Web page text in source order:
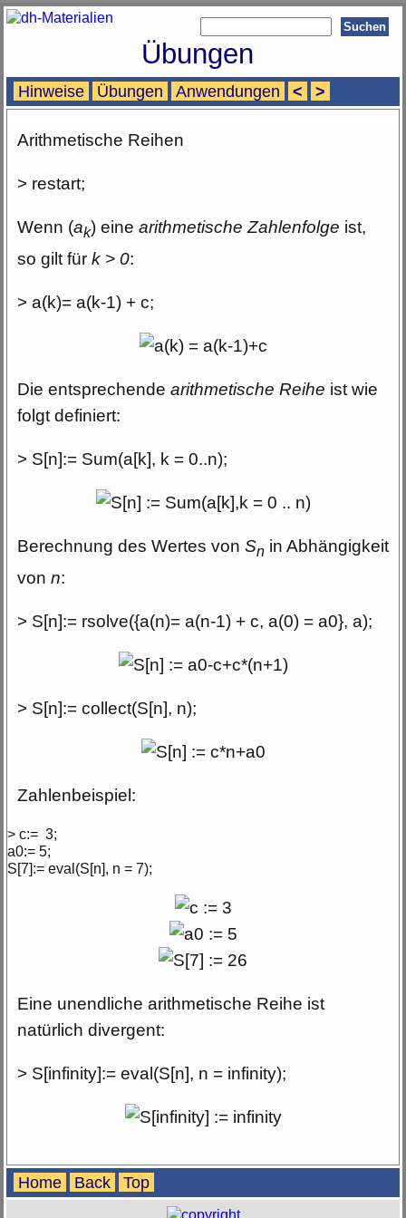
Übungen
Hinweise Übungen Anwendungen < >
Arithmetische Reihen
> restart;
Wenn (ak) eine arithmetische Zahlenfolge ist,
so gilt für k > 0:
> a(k)= a(k-1) + c;
Die entsprechende arithmetische Reihe ist wie
folgt definiert:
> S[n]:= Sum(a[k], k = 0..n);
Berechnung des Wertes von Sn in Abhängigkeit
von n:
> S[n]:= rsolve({a(n)= a(n-1) + c, a(0) = a0}, a);
> S[n]:= collect(S[n], n);
Zahlenbeispiel:
> c:= 3;
a0:= 5;
S[7]:= eval(S[n], n = 7);
Eine unendliche arithmetische Reihe ist
natürlich divergent:
> S[infinity]:= eval(S[n], n = infinity);
Home Back Top